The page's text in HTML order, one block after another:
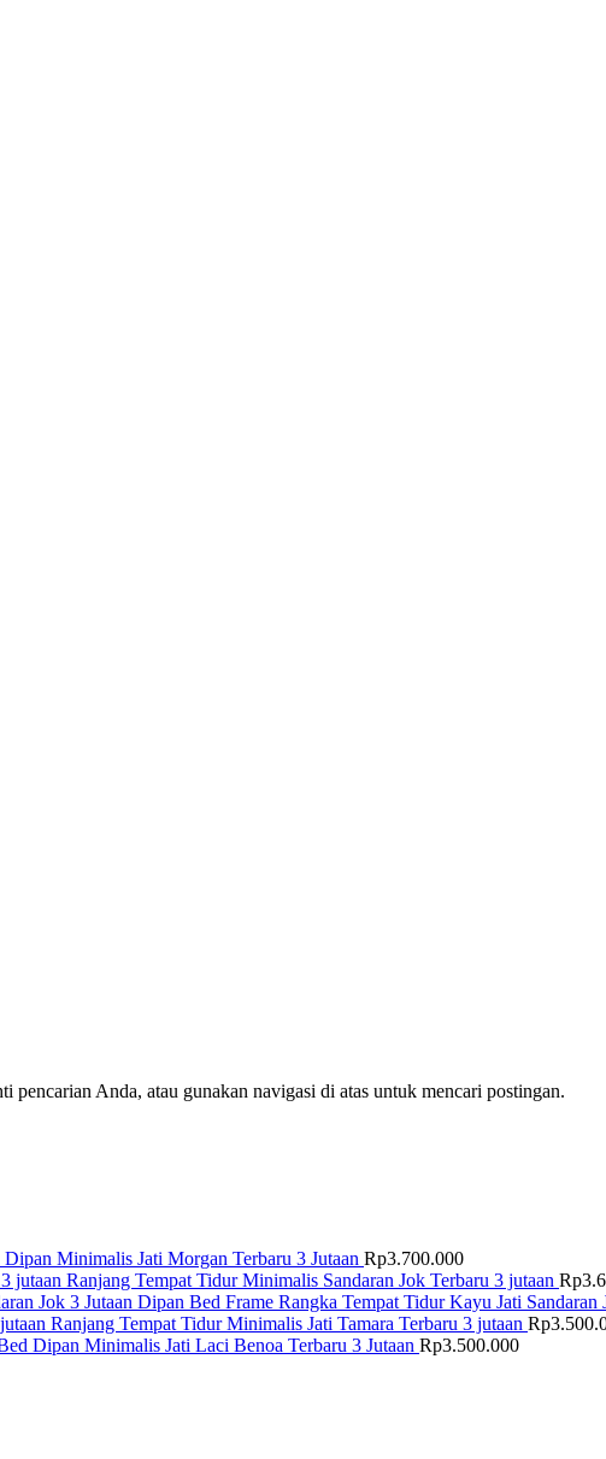
Anda, atau gunakan navigasi di atas untuk mencari postingan.
Dipan Minimalis Jati Morgan Terbaru 3 Jutaan Rp3.700.000
Ranjang Tempat Tidur Minimalis Sandaran Jok Terbaru 3 jutaan Rp
Dipan Bed Frame Rangka Tempat Tidur Kayu Jati Sandaran
Ranjang Tempat Tidur Minimalis Jati Tamara Terbaru 3 jutaan Rp
Dipan Minimalis Jati Laci Benoa Terbaru 3 Jutaan Rp3.500.000